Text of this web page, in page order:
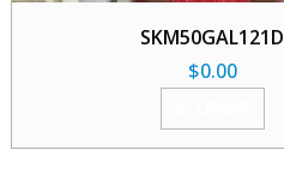
SKM50GAL121D
$0.00